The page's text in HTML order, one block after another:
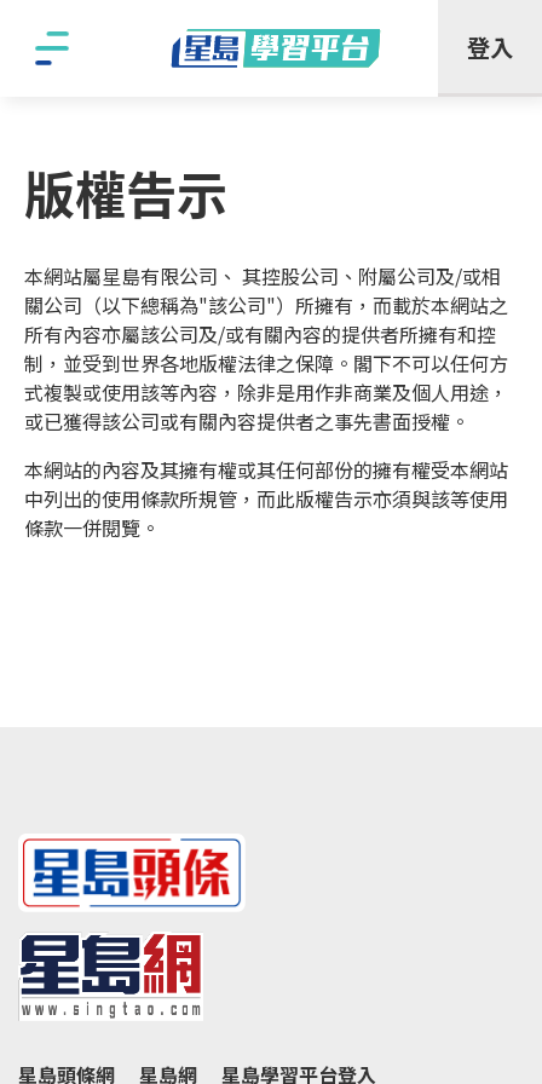
登入
版權告示
本網站屬星島有限公司、 其控股公司、附屬公司及/或相
關公司（以下總稱為"該公司"）所擁有，而載於本網站之
所有內容亦屬該公司及/或有關內容的提供者所擁有和控
制，並受到世界各地版權法律之保障。閣下不可以任何方
式複製或使用該等內容，除非是用作非商業及個人用途，
或已獲得該公司或有關內容提供者之事先書面授權。
本網站的內容及其擁有權或其任何部份的擁有權受本網站
中列出的使用條款所規管，而此版權告示亦須與該等使用
條款一併閱覽。
星島頭條網 星島網 星島學習平台登入